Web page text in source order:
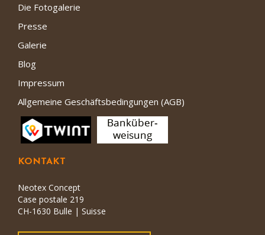
Die Fotogalerie
Presse
Galerie
Blog
Impressum
Allgemeine Geschäftsbedingungen (AGB)
KONTAKT
Neotex Concept
Case postale 219
CH-1630 Bulle | Suisse